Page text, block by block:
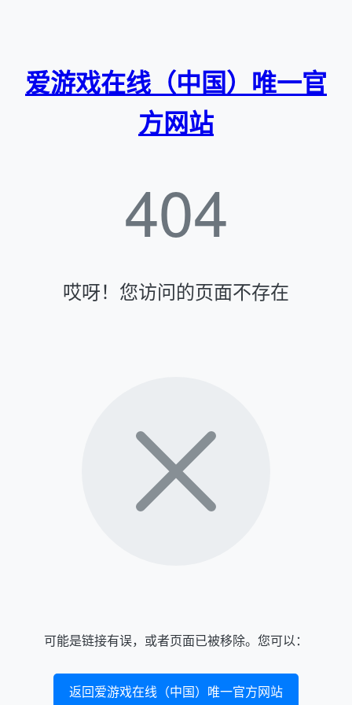
爱游戏在线（中国）唯一官
方网站
404
哎呀！您访问的页面不存在
可能是链接有误，或者页面已被移除。您可以：
返回爱游戏在线（中国）唯一官方网站